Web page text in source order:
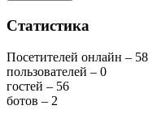
Статистика
Посетителей онлайн – 58
пользователей – 0
гостей – 56
ботов – 2